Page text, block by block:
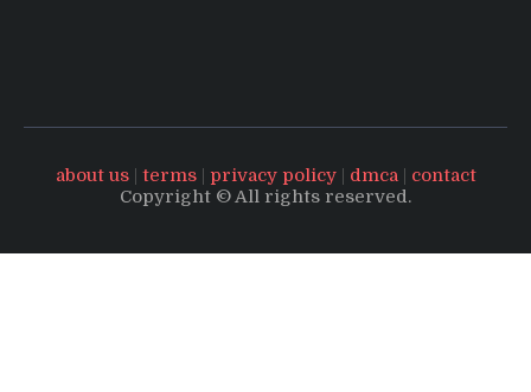
about us| terms| privacy policy| dmca| contact
Copyright © All rights reserved.